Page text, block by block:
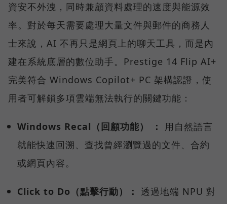
資安不外洩，同時兼顧資料處理的速度與能源效
率。對於每天需要處理大量文件與郵件的商務人
士來說，AI 不再只是網頁上的聊天工具，而是內
建在系統底層的數位助手。Prestige 14 Flip AI+
完美符合 Windows Copilot+ PC 架構認證，使
用者可解鎖多項雲端無法執行的關鍵功能：
Windows Recal（回顧功能） ：
用自然語言
就能快速回溯、查找曾經瀏覽過的文件、合約
或網頁內容。
Click to Do（點擊行動）： 透過地端 NPU 對